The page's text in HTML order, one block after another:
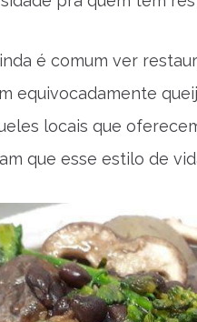
é comum ver
equivocadamente
locais que
que esse estilo de